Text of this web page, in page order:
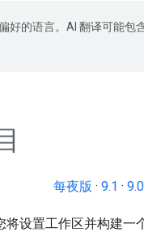
好的语言。AI 翻译可能包
每夜版 · 9.1 · 9.0
设置工作区并构建一